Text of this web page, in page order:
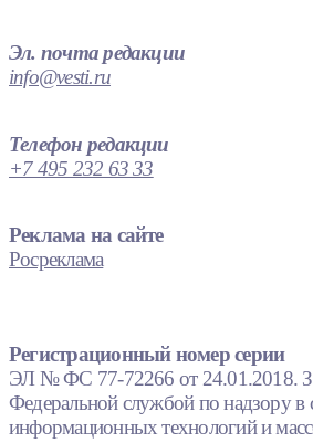
Эл. почта редакции
info@vesti.ru
Телефон редакции
+7 495 232 63 33
Реклама на сайте
Росреклама
Регистрационный номер серии
ЭЛ № ФС 77-72266 от 24.01.2018.
Федеральной службой по надзору в
информационных технологий и